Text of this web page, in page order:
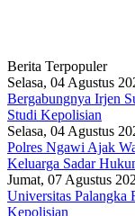
Berita Terpopuler
Selasa, 04 Agustus
Bergabungnya Irjen
Studi Kepolisian
Selasa, 04 Agustus
Polres Ngawi Ajak
Keluarga Sadar
Jumat, 07 Agustus
Universitas Palangka
Kepolisian